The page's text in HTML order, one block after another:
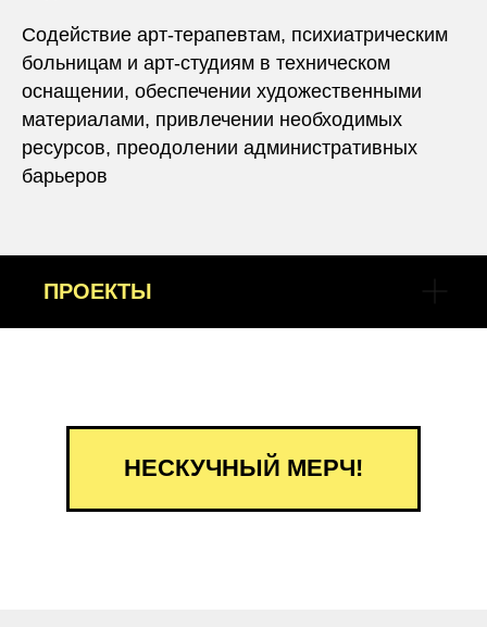
Содействие арт-терапевтам, психиатрическим
больницам и арт-студиям в техническом
оснащении, обеспечении художественными
материалами, привлечении необходимых
ресурсов, преодолении административных
барьеров
ПРОЕКТЫ
НЕСКУЧНЫЙ МЕРЧ!